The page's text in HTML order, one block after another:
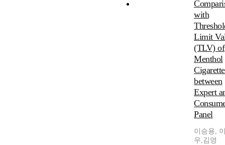
with
Limit
(TLV) of
Menthol
between
Expert
Panel
이승용,
우,김영